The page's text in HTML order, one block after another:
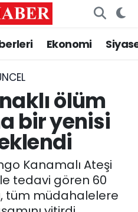
Ekonomi
ölüm
bir yenisi
Kanamalı Ateşi
tedavi gören 60
tüm müdahalelere
ve Fikstür